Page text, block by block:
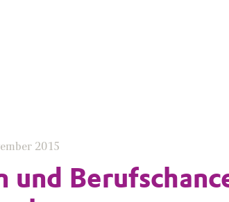
2015
und